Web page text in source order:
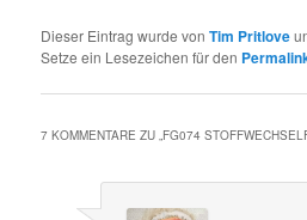
Dieser Eintrag wurde vonTim Pritlove
Setze ein Lesezeichen für den
7 KOMMENTARE ZU „FG074